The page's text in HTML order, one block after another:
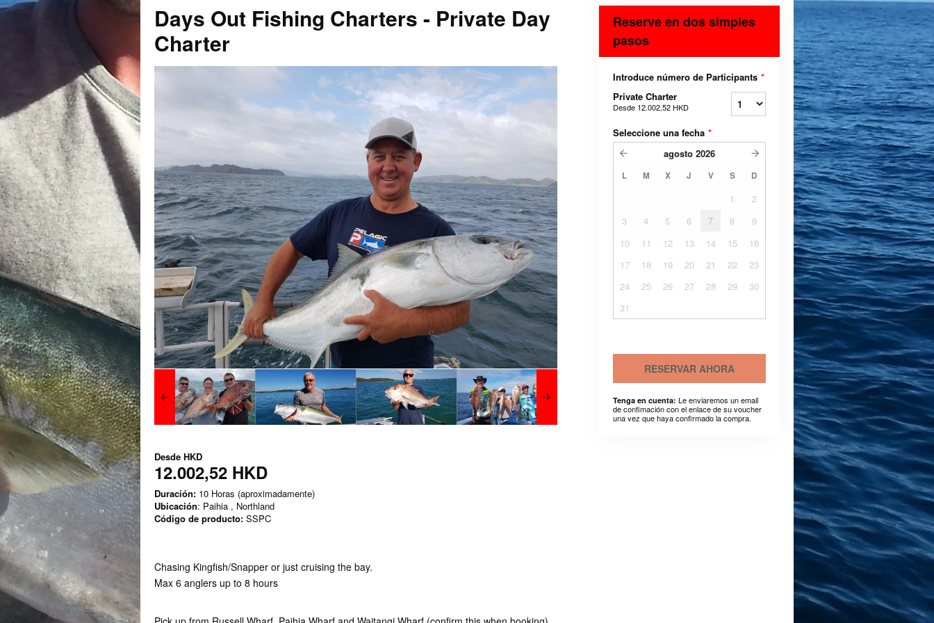
Days Out Fishing Charters - Private Day
Charter
Desde HKD
12.002,52 HKD
Duración: 10 Horas (aproximadamente)
Ubicación: Paihia , Northland
Código de producto: SSPC
Chasing Kingfish/Snapper or just cruising the bay.
Max 6 anglers up to 8 hours
Reserve en dos simples
pasos
Introduce número de Participants *
Private Charter
Desde 12.002,52 HKD
Seleccione una fecha *
agosto 2026
L M X J V S D
1
2
3
4 5 6 7 8
9
10
11 12 13 14 15
16
17
18 19 20 21 22
23
24
25 26 27 28 29
30
31
RESERVAR AHORA
Tenga en cuenta: Le enviaremos un email
de confimación con el enlace de su voucher
una vez que haya confirmado la compra.